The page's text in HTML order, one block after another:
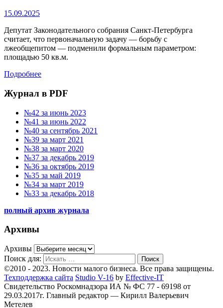
15.09.2025
Депутат Законодательного собрания Санкт-Петербурга
считает, что первоначальную задачу — борьбу с
лжеобщепитом — подменили формальным параметром:
площадью 50 кв.м.
Подробнее
Журнал в PDF
№42 за июнь 2023
№41 за июнь 2022
№40 за сентябрь 2021
№39 за март 2021
№38 за март 2020
№37 за декабрь 2019
№36 за октябрь 2019
№35 за май 2019
№34 за март 2019
№33 за декабрь 2018
полный архив журнала
Архивы
Архивы
Поиск для:
Поиск
©2010 - 2023. Новости малого бизнеса. Все права защищены.
Техподдержка сайта Studio V-16 by Effective-IT
Свидетельство Роскомнадзора ИА № ФС 77 - 69198 от
29.03.2017г.